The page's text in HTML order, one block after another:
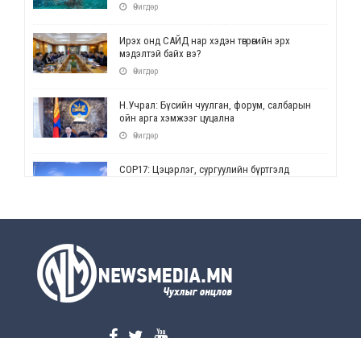
Өчигдөр
Ирэх онд САЙД нар хэдэн төгрөгийн эрх
мэдэлтэй байх вэ?
Өчигдөр
Н.Учрал: Бүсийн чуулган, форум, салбарын
ойн арга хэмжээг цуцална
Өчигдөр
СОР17: Цэцэрлэг, сургуулийн бүртгэлд
Өчигдөр
Өчигдөр